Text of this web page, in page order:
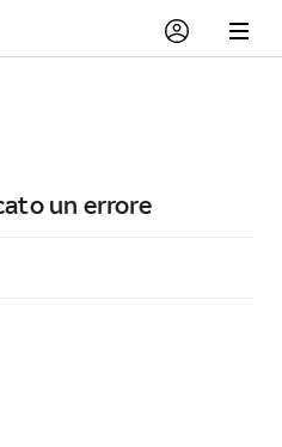
un errore